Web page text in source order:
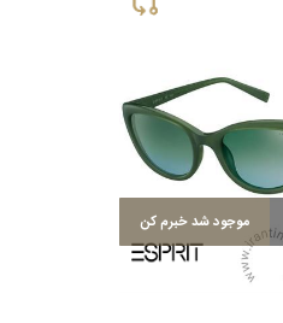
موجود شد خبرم کن